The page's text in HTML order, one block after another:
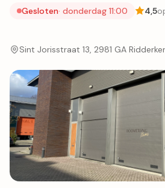
Gesloten· donderdag 11:00 4,5
Sint Jorisstraat 13, 2981 GA